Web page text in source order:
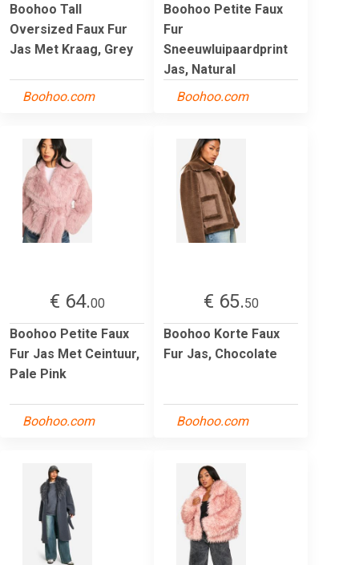
Boohoo Tall
Oversized Faux Fur
Jas Met Kraag, Grey
Boohoo.com
Boohoo Petite Faux
Fur
Sneeuwluipaardprint
Jas, Natural
Boohoo.com
€ 64.00
Boohoo Petite Faux
Fur Jas Met Ceintuur,
Pale Pink
Boohoo.com
€ 65.50
Boohoo Korte Faux
Fur Jas, Chocolate
Boohoo.com